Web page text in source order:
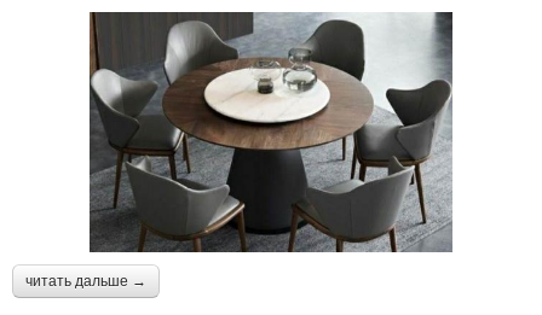
читать дальше →